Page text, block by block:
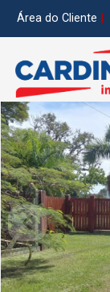
Área do Cliente